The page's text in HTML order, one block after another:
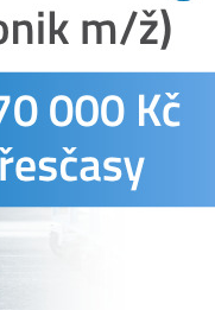
Střet
koleje
Tak
Kraj